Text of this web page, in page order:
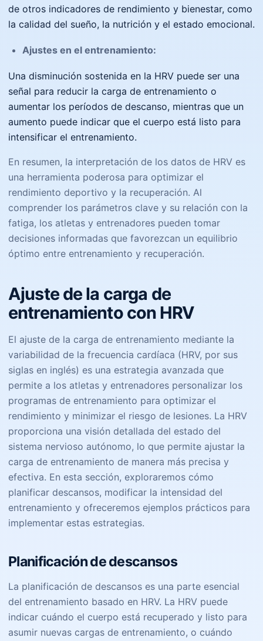
de otros indicadores de rendimiento y bienestar, como
la calidad del sueño, la nutrición y el estado emocional.
Ajustes en el entrenamiento:
Una disminución sostenida en la HRV puede ser una
señal para reducir la carga de entrenamiento o
aumentar los períodos de descanso, mientras que un
aumento puede indicar que el cuerpo está listo para
intensificar el entrenamiento.
En resumen, la interpretación de los datos de HRV es
una herramienta poderosa para optimizar el
rendimiento deportivo y la recuperación. Al
comprender los parámetros clave y su relación con la
fatiga, los atletas y entrenadores pueden tomar
decisiones informadas que favorezcan un equilibrio
óptimo entre entrenamiento y recuperación.
Ajuste de la carga de
entrenamiento con HRV
El ajuste de la carga de entrenamiento mediante la
variabilidad de la frecuencia cardíaca (HRV, por sus
siglas en inglés) es una estrategia avanzada que
permite a los atletas y entrenadores personalizar los
programas de entrenamiento para optimizar el
rendimiento y minimizar el riesgo de lesiones. La HRV
proporciona una visión detallada del estado del
sistema nervioso autónomo, lo que permite ajustar la
carga de entrenamiento de manera más precisa y
efectiva. En esta sección, exploraremos cómo
planificar descansos, modificar la intensidad del
entrenamiento y ofreceremos ejemplos prácticos para
implementar estas estrategias.
Planificación de descansos
La planificación de descansos es una parte esencial
del entrenamiento basado en HRV. La HRV puede
indicar cuándo el cuerpo está recuperado y listo para
asumir nuevas cargas de entrenamiento, o cuándo